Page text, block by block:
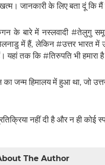
जानकारी के लिए बता दूं कि
के बारे में नस्लवादी #तेलुगु
में हैं, लेकिन #उत्तर भारत में
यहां तक ​​कि #तिरुपति भी हमारा
जन्म हिमालय में हुआ था, जो
नहीं दी है और न ही कोई
The Author